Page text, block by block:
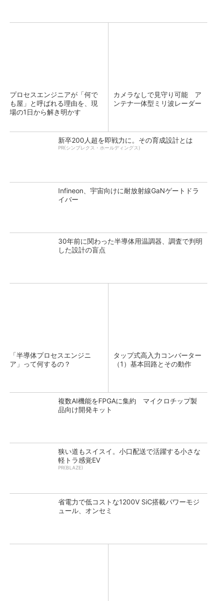
プロセスエンジニアが「何で
も屋」と呼ばれる理由を、現
場の1日から解き明かす
カメラなしで見守り可能 ア
ンテナ一体型ミリ波レーダー
新卒200人超を即戦力に。その育成設計とは
PR(シンプレクス・ホールディングス)
Infineon、宇宙向けに耐放射線GaNゲートドラ
イバー
30年前に関わった半導体用温調器、調査で判明
した設計の盲点
「半導体プロセスエンジニ
ア」って何するの？
タップ式高入力コンバーター
（1）基本回路とその動作
複数AI機能をFPGAに集約 マイクロチップ製
品向け開発キット
狭い道もスイスイ。小口配送で活躍する小さな
軽トラ感覚EV
PR(BLAZE)
省電力で低コストな1200V SiC搭載パワーモジ
ュール、オンセミ